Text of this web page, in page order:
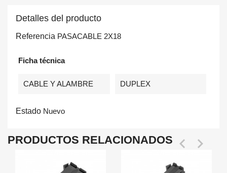
Detalles del producto
Referencia PASACABLE 2X18
Ficha técnica
CABLE Y ALAMBRE DUPLEX
Estado Nuevo
PRODUCTOS RELACIONADOS  